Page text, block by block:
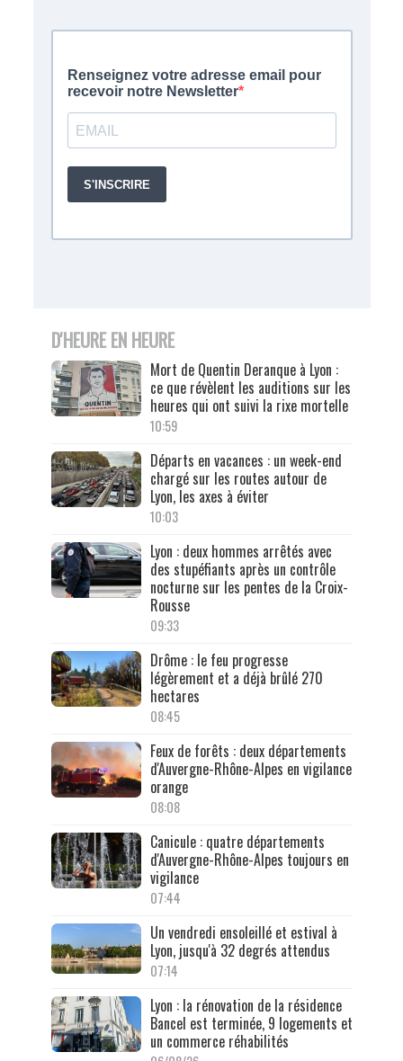
D'HEURE EN HEURE
Mort de Quentin Deranque à Lyon :
ce que révèlent les auditions sur les
heures qui ont suivi la rixe mortelle
10:59
Départs en vacances : un week-end
chargé sur les routes autour de
Lyon, les axes à éviter
10:03
Lyon : deux hommes arrêtés avec
des stupéfiants après un contrôle
nocturne sur les pentes de la Croix-
Rousse
09:33
Drôme : le feu progresse
légèrement et a déjà brûlé 270
hectares
08:45
Feux de forêts : deux départements
d'Auvergne-Rhône-Alpes en vigilance
orange
08:08
Canicule : quatre départements
d'Auvergne-Rhône-Alpes toujours en
vigilance
07:44
Un vendredi ensoleillé et estival à
Lyon, jusqu'à 32 degrés attendus
07:14
Lyon : la rénovation de la résidence
Bancel est terminée, 9 logements et
un commerce réhabilités